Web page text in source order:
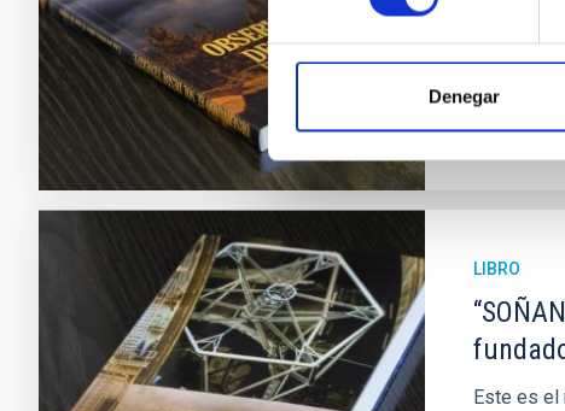
Denegar
Fecha
LIBRO
Este es